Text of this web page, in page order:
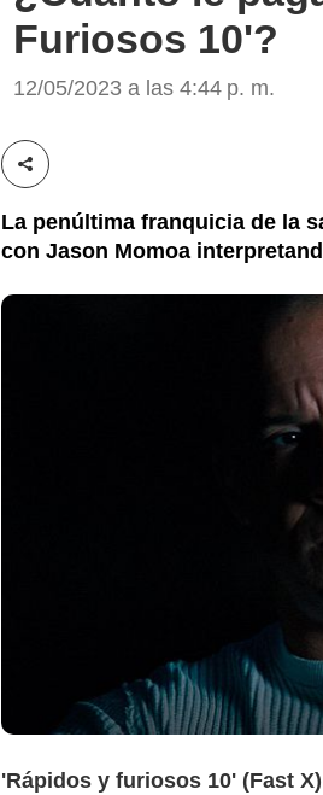
Furiosos 10'?
12/05/2023 a las 4:44 p. m.
Compartir esta noticia
La penúltima franquicia de la
con Jason Momoa
'Rápidos y furiosos 10' (Fast X)